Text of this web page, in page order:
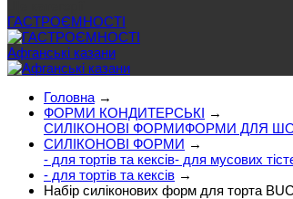
ГАСТРОЄМНОСТІ
Афганські казани
Головна →
ФОРМИ КОНДИТЕРСЬКІ →
СИЛІКОНОВІ ФОРМИФОРМИ ДЛЯ
СИЛІКОНОВІ ФОРМИ →
- для тортів та кексів- для мусових
- для тортів та кексів →
Набір силіконових форм для торта